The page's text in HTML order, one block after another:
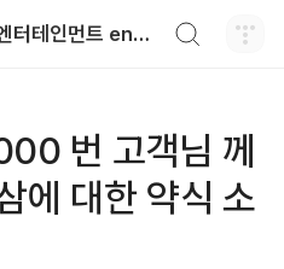
와일드진생WG엔터테인먼트 entertainment
번 고객님 께
에 대한 약식 소